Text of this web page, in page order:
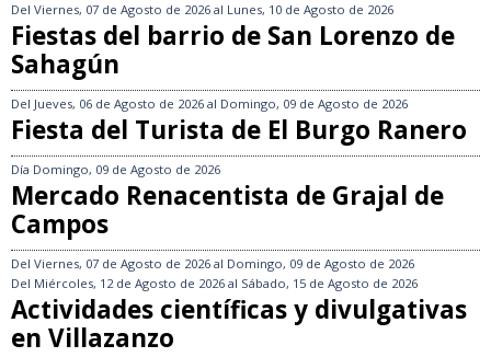
Del Viernes, 07 de Agosto de 2026 al Lunes, 10 de Agosto de 2026
Fiestas del barrio de San Lorenzo de
Sahagún
Del Jueves, 06 de Agosto de 2026 al Domingo, 09 de Agosto de 2026
Fiesta del Turista de El Burgo Ranero
Día Domingo, 09 de Agosto de 2026
Mercado Renacentista de Grajal de
Campos
Del Viernes, 07 de Agosto de 2026 al Domingo, 09 de Agosto de 2026
Del Miércoles, 12 de Agosto de 2026 al Sábado, 15 de Agosto de 2026
Actividades científicas y divulgativas
en Villazanzo